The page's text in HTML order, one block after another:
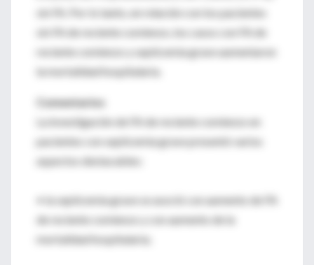
sin FA. Por lo tanto, en relación con los pacientes
sin FA de reciente comienzo, los casos con FA de
reciente comienzo y septicemia grave aumentaron
la mortalidad hospitalaria.
Comentarios
La investigación de FA de reciente comienzo en
pacientes con septicemia grave presentó varios
aspectos destacables:
• la septicemia grave se asoció con aumento de FA
de reciente comienzo y con aumento de la
mortalidad hospitalaria;